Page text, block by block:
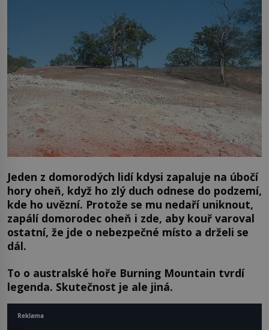
Jeden z domorodých lidí kdysi zapaluje na úbočí
hory oheň, když ho zlý duch odnese do podzemí,
kde ho uvězní. Protože se mu nedaří uniknout,
zapálí domorodec oheň i zde, aby kouř varoval
ostatní, že jde o nebezpečné místo a drželi se
dál.
To o australské hoře Burning Mountain tvrdí
legenda. Skutečnost je ale jiná.
Reklama